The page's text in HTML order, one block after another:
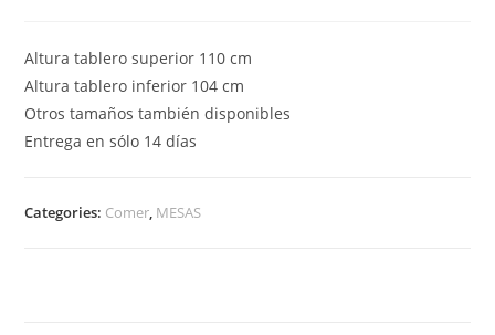
Altura tablero superior 110 cm
Altura tablero inferior 104 cm
Otros tamaños también disponibles
Entrega en sólo 14 días
Categories: Comer, MESAS